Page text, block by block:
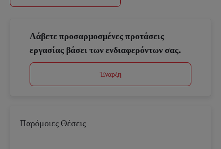
Λάβετε προσαρμοσμένες προτάσεις
εργασίας βάσει των ενδιαφερόντων σας.
Έναρξη
Παρόμοιες Θέσεις